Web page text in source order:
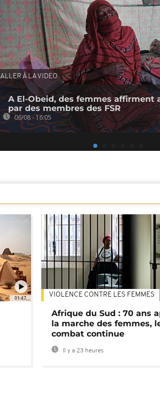
ALLER À LA VIDEO
A El-Obeid, des femmes affirment
par des membres des FSR
06/08 - 16:05
01:47 VIOLENCE CONTRE LES FEMMES
Afrique du Sud : 70 ans
la marche des femmes,
combat continue
Il y a 23 heures